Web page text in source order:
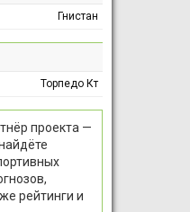
Гнистан
Торпедо Кт
проекта —
рейтинги и